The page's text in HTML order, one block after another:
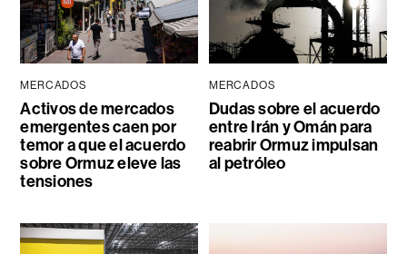
MERCADOS
Activos de mercados
emergentes caen por
temor a que el acuerdo
sobre Ormuz eleve las
tensiones
MERCADOS
Dudas sobre el acuerdo
entre Irán y Omán para
reabrir Ormuz impulsan
al petróleo